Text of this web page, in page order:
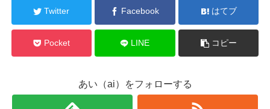
Twitter Facebook はてブ
Pocket LINE コピー
あい（ai）をフォローする